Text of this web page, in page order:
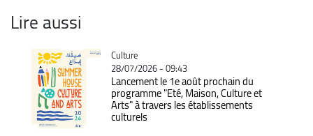
Lire aussi
Catégorie
Culture
28/07/2026 - 09:43
Lancement le 1e août prochain du
programme "Eté, Maison, Culture et
Arts" à travers les établissements
culturels